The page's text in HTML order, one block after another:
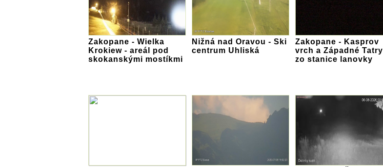
Zakopane - Wielka
Krokiew - areál pod
skokanskými mostíkmi
Nižná nad Oravou - Ski
centrum Uhliská
Zakopane - Kasprov
vrch a Západné Tatry
zo stanice lanovky